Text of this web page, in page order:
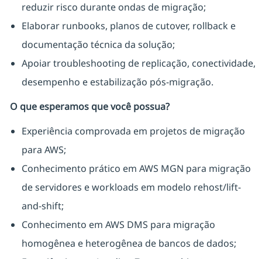
reduzir risco durante ondas de migração;
Elaborar runbooks, planos de cutover, rollback e
documentação técnica da solução;
Apoiar troubleshooting de replicação, conectividade,
desempenho e estabilização pós-migração.
O que esperamos que você possua?
Experiência comprovada em projetos de migração
para AWS;
Conhecimento prático em AWS MGN para migração
de servidores e workloads em modelo rehost/lift-
and-shift;
Conhecimento em AWS DMS para migração
homogênea e heterogênea de bancos de dados;